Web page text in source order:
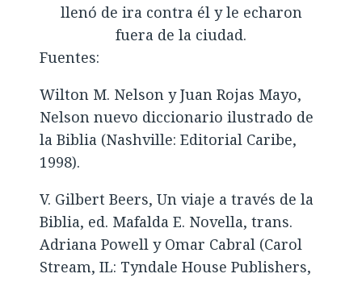
llenó de ira contra él y le echaron
fuera de la ciudad.
Fuentes:
Wilton M. Nelson y Juan Rojas Mayo,
Nelson nuevo diccionario ilustrado de
la Biblia (Nashville: Editorial Caribe,
1998).
V. Gilbert Beers, Un viaje a través de la
Biblia, ed. Mafalda E. Novella, trans.
Adriana Powell y Omar Cabral (Carol
Stream, IL: Tyndale House Publishers,